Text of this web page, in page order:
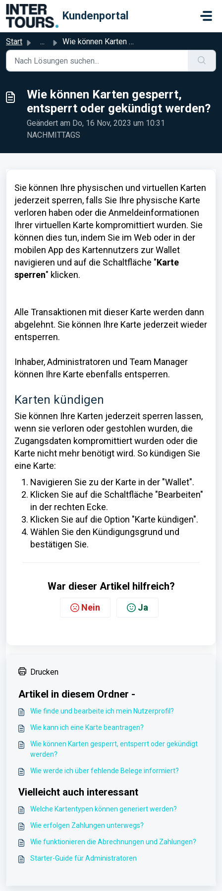
Zum hauptsächlichen Inhalt gehen
Kundenportal
Start ... Wie können Karten gesperrt, entsperrt oder gekündigt werden?
Wie können Karten gesperrt,
entsperrt oder gekündigt werden?
Geändert am Do, 16 Nov, 2023 um 10:31
NACHMITTAGS
Sie können Ihre physischen und virtuellen Karten
jederzeit sperren, falls Sie Ihre physische Karte
verloren haben oder die Anmeldeinformationen
Ihrer virtuellen Karte kompromittiert wurden. Sie
können dies tun, indem Sie im Web oder in der
mobilen App des Kartennutzers zur Wallet
navigieren und auf die Schaltfläche "Karte
sperren" klicken.
Alle Transaktionen mit dieser Karte werden dann
abgelehnt. Sie können Ihre Karte jederzeit wieder
entsperren.
Inhaber, Administratoren und Team Manager
können Ihre Karte ebenfalls entsperren.
Karten kündigen
Sie können Ihre Karten jederzeit sperren lassen,
wenn sie verloren oder gestohlen wurden, die
Zugangsdaten kompromittiert wurden oder die
Karte nicht mehr benötigt wird. So kündigen Sie
eine Karte:
Navigieren Sie zu der Karte in der "Wallet".
Klicken Sie auf die Schaltfläche "Bearbeiten"
in der rechten Ecke.
Klicken Sie auf die Option "Karte kündigen".
Wählen Sie den Kündigungsgrund und
bestätigen Sie.
War dieser Artikel hilfreich?
Nein Ja
Drucken
Artikel in diesem Ordner -
Wie finde und bearbeite ich mein Nutzerprofil?
Wie kann ich eine Karte beantragen?
Wie können Karten gesperrt, entsperrt oder gekündigt
werden?
Wie werde ich über fehlende Belege informiert?
Vielleicht auch interessant
Welche Kartentypen können generiert werden?
Wie erfolgen Zahlungen unterwegs?
Wie funktionieren die Abrechnungen und Zahlungen?
Starter-Guide für Administratoren